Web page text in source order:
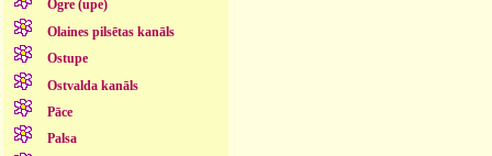
Ogre (upe)
Olaines pilsētas kanāls
Ostupe
Ostvalda kanāls
Pāce
Palsa